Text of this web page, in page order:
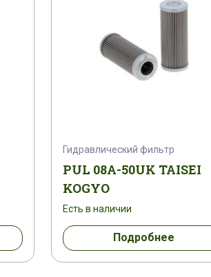
Гидравлический фильтр
PUL 08A-50UK TAISEI
KOGYO
Есть в наличии
Подробнее